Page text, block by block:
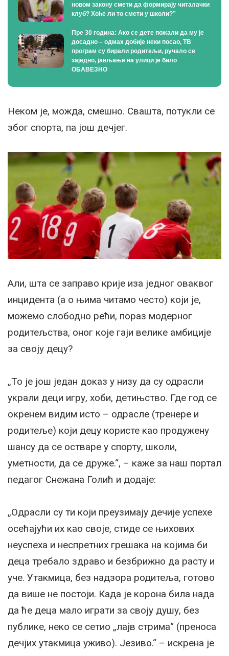
новом закону смети да формирају читалачки
клуб? Хоће ли то смети у школи?”
Пре 30 година: Ако се дете пожали да му је
досадно – одмах добије неки посао, ТВ
програм су бирали родитељи, ручало се
заједно, јављање на улици је било
ОБАВЕЗНО
Неком је, можда, смешно. Свашта, потукли се
због спорта, па још дечјег.
Али, шта се заправо крије иза једног оваквог
инцидента (а о њима читамо често) који је,
можемо слободно рећи, пораз модерног
родитељства, оног које гаји велике амбиције
за своју децу?
„То је још један доказ у низу да су одрасли
украли деци игру, хоби, детињство. Где год се
окренем видим исто – одрасле (тренере и
родитеље) који децу користе као продужену
шансу да се остваре у спорту, школи,
уметности, да се друже.“, – каже за наш портал
педагог Снежана Голић и додаје:
„Одрасли су ти који преузимају дечије успехе
осећајући их као своје, стиде се њихових
неуспеха и неспретних грешака на којима би
деца требало здраво и безбрижно да расту и
уче. Утакмица, без надзора родитеља, готово
да више не постоји. Када је корона била нада
да ће деца мало играти за своју душу, без
публике, неко се сетио „лајв стрима“ (преноса
дечјих утакмица уживо). Језиво.“ – искрена је